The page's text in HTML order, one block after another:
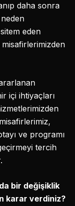
daha sonra
eden
misafirlerimizden
içi ihtiyaçları
ve programı
tercih
bir değişiklik
karar verdiniz?